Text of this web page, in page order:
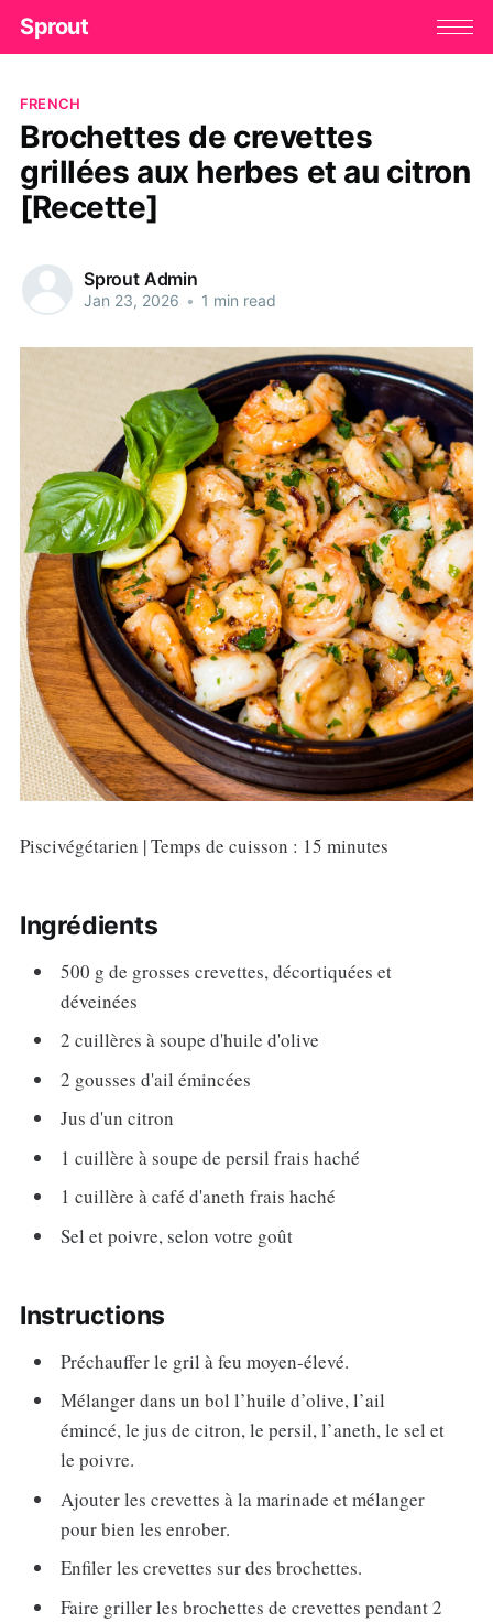
Sprout
FRENCH
Brochettes de crevettes
grillées aux herbes et au citron
[Recette]
Sprout Admin
Jan 23, 2026 • 1 min read
Piscivégétarien | Temps de cuisson : 15 minutes
Ingrédients
500 g de grosses crevettes, décortiquées et
déveinées
2 cuillères à soupe d'huile d'olive
2 gousses d'ail émincées
Jus d'un citron
1 cuillère à soupe de persil frais haché
1 cuillère à café d'aneth frais haché
Sel et poivre, selon votre goût
Instructions
Préchauffer le gril à feu moyen-élevé.
Mélanger dans un bol l’huile d’olive, l’ail
émincé, le jus de citron, le persil, l’aneth, le sel et
le poivre.
Ajouter les crevettes à la marinade et mélanger
pour bien les enrober.
Enfiler les crevettes sur des brochettes.
Faire griller les brochettes de crevettes pendant 2